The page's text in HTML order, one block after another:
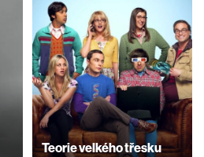
Teorie velkého třesku